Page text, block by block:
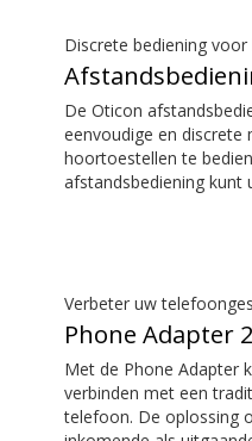
audioapparaten
te kunnen werken met
meeste telefoons en
jack aansluiting,
veel fabrikanten ervoor
mini-jack aansluiting te
USB-C. *De Easy LE
Discrete bediening
De Oticon
eenvoudige en discrete
hoortoestellen te
afstandsbediening kunt
Verbeter uw
Phone Adapter
Met de Phone Adapter
verbinden met een
telefoon. De oplossing